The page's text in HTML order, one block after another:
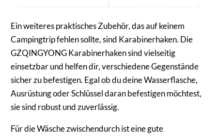
Ein weiteres praktisches Zubehör, das auf keinem
Campingtrip fehlen sollte, sind Karabinerhaken. Die
GZQINGYONG Karabinerhaken sind vielseitig
einsetzbar und helfen dir, verschiedene Gegenstände
sicher zu befestigen. Egal ob du deine Wasserflasche,
Ausrüstung oder Schlüssel daran befestigen möchtest,
sie sind robust und zuverlässig.
Für die Wäsche zwischendurch ist eine gute